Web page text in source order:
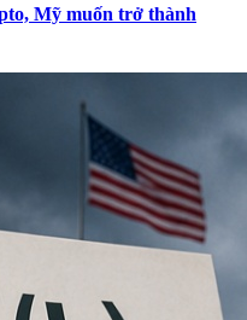
Mỹ muốn trở thành